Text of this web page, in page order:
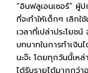
“อินฟลูเอนเซอร์” ผู้
ที่จะทำให้เด็กๆ เลิกใ
เวลาที่เปล่าประโยช
บทบาทในการทำเงิน
นะจ๊ะ โดยทุกวันนี้เห